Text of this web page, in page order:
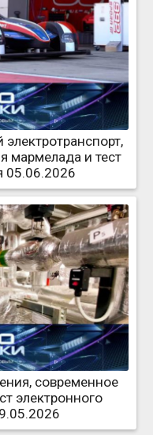
мармелада и тест
05.06.2026
современное
электронного